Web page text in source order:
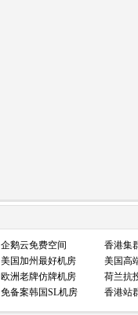
企鹅云免费空间 香港集
美国加州最好机房 美国高
欧洲老牌仿牌机房 荷兰抗
免备案韩国SL机房 香港站